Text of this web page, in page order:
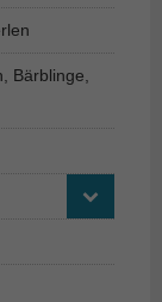
Bärblinge,